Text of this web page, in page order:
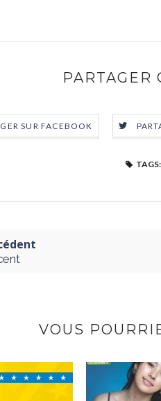
PARTAGER
SUR FACEBOOK
TAGS:
VOUS